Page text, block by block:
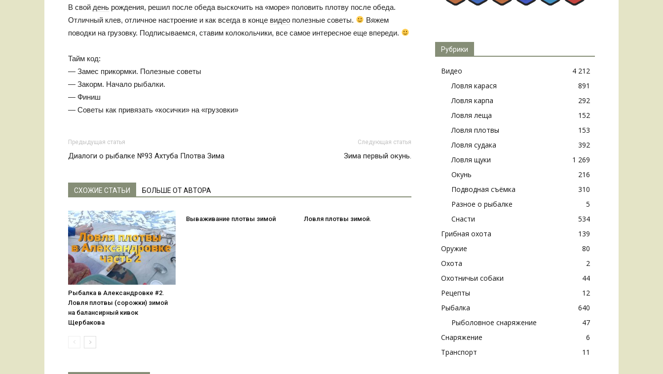
В свой день рождения, решил после обеда выскочить на «море» половить плотву после обеда.
Отличный клев, отличное настроение и как всегда в конце видео полезные советы.
Вяжем
поводки на грузовку. Подписываемся, ставим колокольчики, все самое интересное еще впереди.
Тайм код:
— Замес прикормки. Полезные советы
— Закорм. Начало рыбалки.
— Финиш
— Советы как привязать «косички» на «грузовки»
Предыдущая статья
Диалоги о рыбалке №93 Ахтуба Плотва Зима
Следующая статья
Зима первый окунь.
СХОЖИЕ СТАТЬИ БОЛЬШЕ ОТ АВТОРА
Рыбалка в Александровке #2.
Ловля плотвы (сорожки) зимой
на балансирный кивок
Щербакова
Вываживание плотвы зимой Ловля плотвы зимой.
Рубрики
Видео
4 212
Ловля карася
891
Ловля карпа
292
Ловля леща
152
Ловля плотвы
153
Ловля судака
392
Ловля щуки
1 269
Окунь
216
Подводная съёмка
310
Разное о рыбалке
5
Снасти
534
Грибная охота
139
Оружие
80
Охота
2
Охотничьи собаки
44
Рецепты
12
Рыбалка
640
Рыболовное снаряжение
47
Снаряжение
6
Транспорт
11